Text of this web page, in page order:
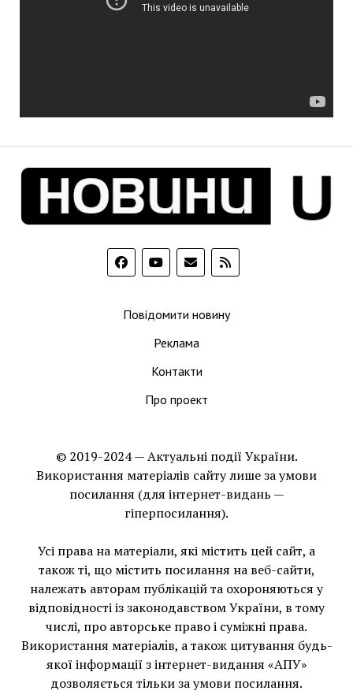
Повідомити новину
Реклама
Контакти
Про проект
© 2019-2024 — Актуальні події України.
Використання матеріалів сайту лише за умови
посилання (для інтернет-видань —
гіперпосилання).
Усі права на матеріали, які містить цей сайт, а
також ті, що мiстить посилання на веб-сайти,
належать авторам публікацій та охороняються у
відповідності із законодавством України, в тому
числі, про авторське право і суміжні права.
Використання матерiалiв, а також цитування будь-
якої інформації з інтернет-видання «АПУ»
дозволяється тільки за умови посилання.